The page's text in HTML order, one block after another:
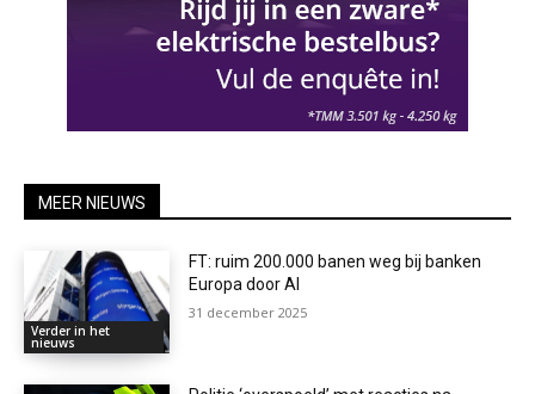
MEER NIEUWS
Verder in het
nieuws
FT: ruim 200.000 banen weg bij banken
Europa door AI
31 december 2025